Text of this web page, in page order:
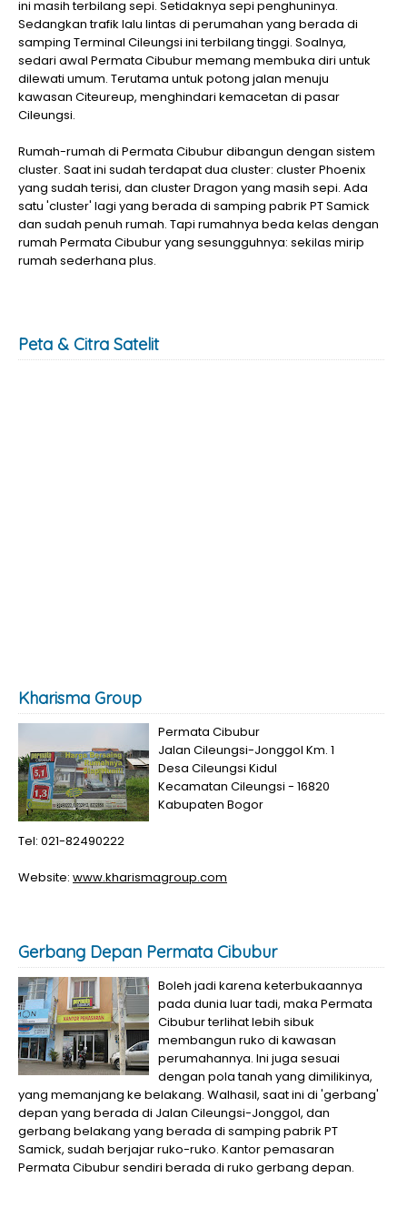
ini masih terbilang sepi. Setidaknya sepi penghuninya.
Sedangkan trafik lalu lintas di perumahan yang berada di
samping Terminal Cileungsi ini terbilang tinggi. Soalnya,
sedari awal Permata Cibubur memang membuka diri untuk
dilewati umum. Terutama untuk potong jalan menuju
kawasan Citeureup, menghindari kemacetan di pasar
Cileungsi.
Rumah-rumah di Permata Cibubur dibangun dengan sistem
cluster. Saat ini sudah terdapat dua cluster: cluster Phoenix
yang sudah terisi, dan cluster Dragon yang masih sepi. Ada
satu 'cluster' lagi yang berada di samping pabrik PT Samick
dan sudah penuh rumah. Tapi rumahnya beda kelas dengan
rumah Permata Cibubur yang sesungguhnya: sekilas mirip
rumah sederhana plus.
Peta & Citra Satelit
Kharisma Group
Permata Cibubur
Jalan Cileungsi-Jonggol Km. 1
Desa Cileungsi Kidul
Kecamatan Cileungsi - 16820
Kabupaten Bogor
Tel: 021-82490222
Website: www.kharismagroup.com
Gerbang Depan Permata Cibubur
Boleh jadi karena keterbukaannya
pada dunia luar tadi, maka Permata
Cibubur terlihat lebih sibuk
membangun ruko di kawasan
perumahannya. Ini juga sesuai
dengan pola tanah yang dimilikinya,
yang memanjang ke belakang. Walhasil, saat ini di 'gerbang'
depan yang berada di Jalan Cileungsi-Jonggol, dan
gerbang belakang yang berada di samping pabrik PT
Samick, sudah berjajar ruko-ruko. Kantor pemasaran
Permata Cibubur sendiri berada di ruko gerbang depan.